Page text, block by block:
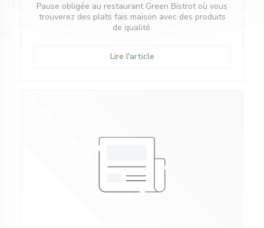
Pause obligée au restaurant Green Bistrot où vous
trouverez des plats fais maison avec des produits
de qualité.
Lire l'article((ouvre une nouvelle